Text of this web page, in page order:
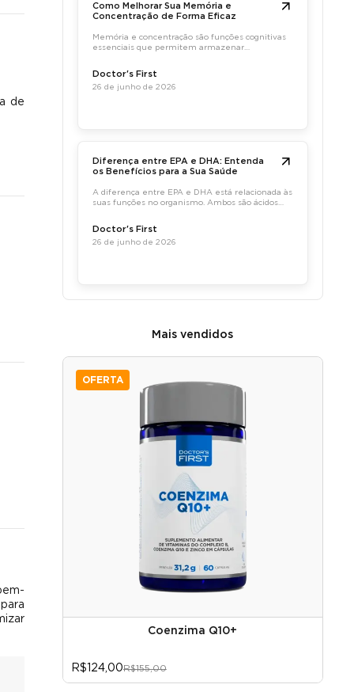
de
Como Melhorar Sua Memória e
Concentração de Forma Eficaz
Memória e concentração são funções cognitivas
essenciais que permitem armazenar
desempenho diário.
Doctor's First
26 de junho de 2026
Diferença entre EPA e DHA: Entenda
os Benefícios para a Sua Saúde
A diferença entre EPA e DHA está relacionada às
suas funções no organismo. Ambos são ácidos
Doctor's First
26 de junho de 2026
Mais vendidos
OFERTA
Coenzima Q10+
R$124,00R$155,00